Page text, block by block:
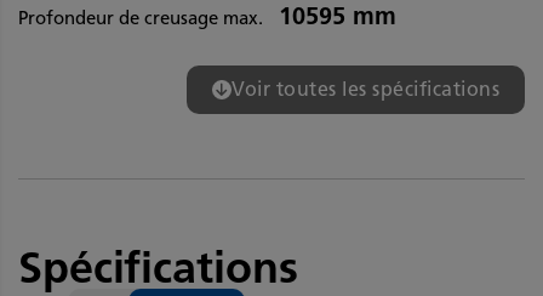
Profondeur de creusage max. 10595 mm
Voir toutes les spécifications
Spécifications